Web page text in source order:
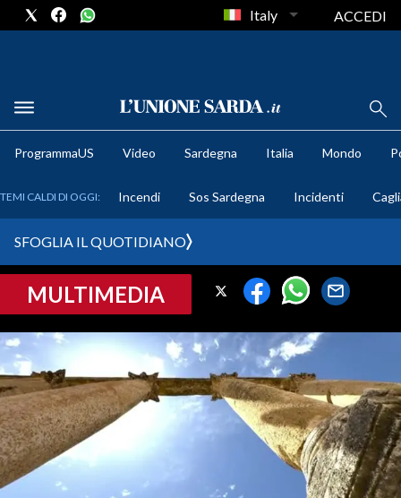
METEO
CRONACA SARDEGNA
PROVINCIA DI CAGLIARI
SULCIS IGLESIENTE
MEDIO CAMPIDANO
ORISTANO E PROVINCIA
SASSARI E PROVINCIA
GALLURA
Italy ACCEDI
ProgrammaUS Video Sardegna Italia Mondo
TEMI CALDI DI OGGI: Incendi Sos Sardegna Incidenti
SFOGLIA IL QUOTIDIANO
MULTIMEDIA